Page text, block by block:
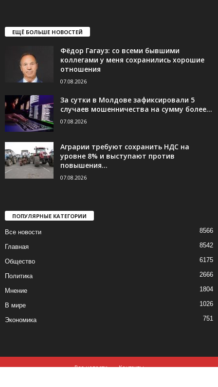
ЕЩЁ БОЛЬШЕ НОВОСТЕЙ
Фёдор Гагауз: со всеми бывшими
коллегами у меня сохранились хорошие
отношения
07.08.2026
За сутки в Молдове зафиксировали 5
случаев мошенничества на сумму более...
07.08.2026
Аграрии требуют сохранить НДС на
уровне 8% и выступают против
повышения...
07.08.2026
ПОПУЛЯРНЫЕ КАТЕГОРИИ
Все новости 8566
Главная 8542
Общество 6175
Политика 2666
Мнение 1804
В мире 1026
Экономика 751
Все новости
Контакты